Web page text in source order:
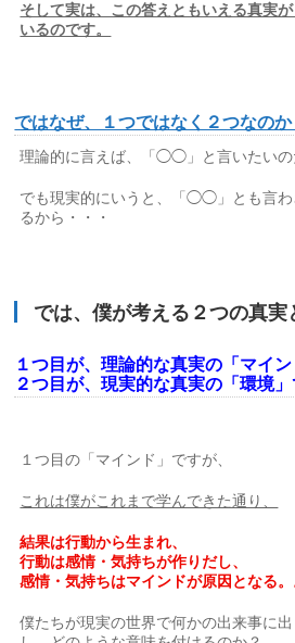
そして実は、この答えともいえる真実
いるのです。
ではなぜ、１つではなく２つなのか
理論的に言えば、「◯◯」と言いたいの
でも現実的にいうと、「◯◯」とも言わ
るから・・・
では、僕が考える２つの真実
１つ目が、理論的な真実の「マイン
２つ目が、現実的な真実の「環境」
１つ目の「マインド」ですが、
これは僕がこれまで学んできた通り、
結果は行動から生まれ、
行動は感情・気持ちが作りだし、
感情・気持ちはマインドが原因となる。
僕たちが現実の世界で何かの出来事に